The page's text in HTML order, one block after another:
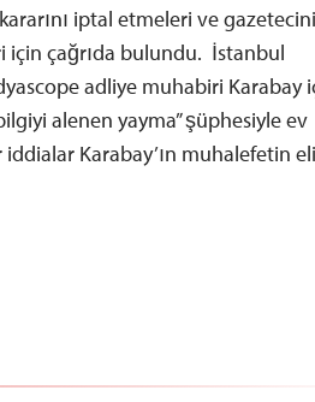
iptal etmeleri ve
için çağrıda bulundu. İstanbul
adliye muhabiri Karabay
alenen yayma” şüphesiyle ev
Karabay’ın muhalefetin